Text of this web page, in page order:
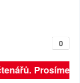
0
Prosíme,